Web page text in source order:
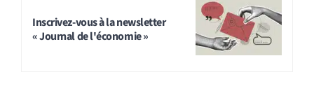
Inscrivez-vous à la newsletter
« Journal de l'économie »